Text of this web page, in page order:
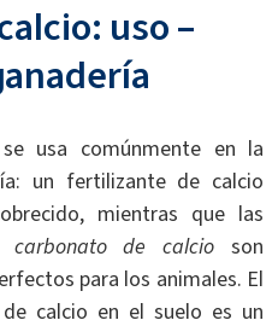
uso –
usa comúnmente en la
un fertilizante de calcio
mientras que las
carbonato de calcio son
para los animales. El
calcio en el suelo es un